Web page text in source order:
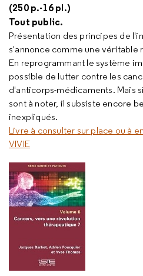
(250 p.-16 pl.)
Tout public.
Présentation des principes de
s'annonce comme une
En reprogrammant le système
possible de lutter contre les
d'anticorps-médicaments. Mais
sont à noter, il subsiste encore
inexpliqués.
Livre à consulter sur place ou à
VIVIE